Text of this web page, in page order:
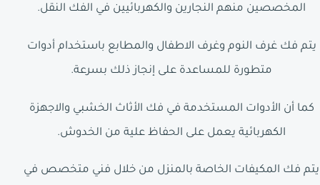
المخصصين منهم النجارين والكهربائيين في الفك النقل.
يتم فك غرف النوم وغرف الاطفال والمطابع باستخدام أدوات
متطورة للمساعدة على إنجاز ذلك بسرعة.
كما أن الأدوات المستخدمة في فك الأثاث الخشبي والاجهزة
الكهربائية يعمل على الحفاظ علية من الخدوش.
يتم فك المكيفات الخاصة بالمنزل من خلال فني متخصص في